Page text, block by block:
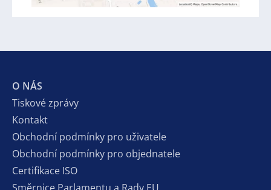
O NÁS
Tiskové zprávy
Kontakt
Obchodní podmínky pro uživatele
Obchodní podmínky pro objednatele
Certifikace ISO